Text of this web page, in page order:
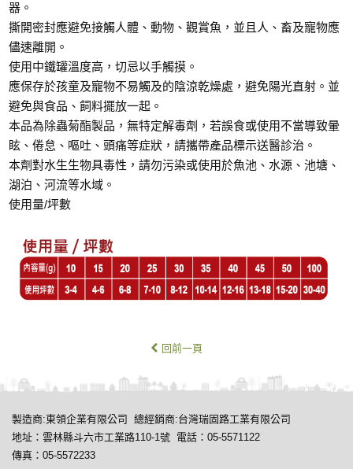
器。
撕開密封應避免接觸人體、動物、觀賞魚，並且人、畜及寵物應
儘速離開。
使用中鐵罐溫度高，切忌以手觸摸。
應保存於孩童及寵物不易觸及的陰涼乾燥處，避免陽光直射。並
避免與食品、飼料擺放一起。
本品為除蟲菊酯製品，無特定解毒劑，若誤食或使用不當導致暈
眩、倦怠、嘔吐、頭痛等症狀，請攜帶產品標示送醫診治。
本劑對水生生物具毒性，請勿污染或使用於魚池、水源、池塘、
湖泊、河流等水域。
使用量/坪數
回前一頁
製造商:東領企業有限公司 總經銷商:台灣瑞固路工業有限公司
地址：雲林縣斗六市工業路110-1號 電話：05-5571122
傳真：05-5572233